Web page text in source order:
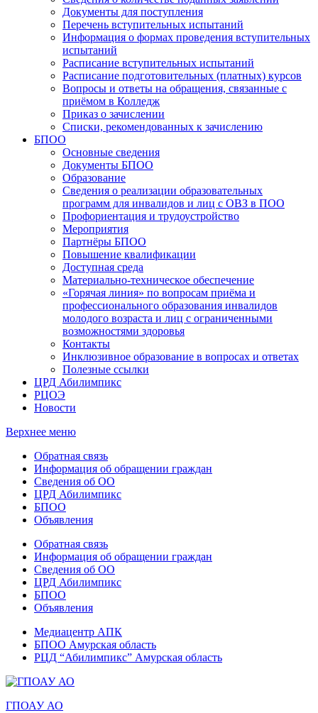
Документы для поступления
Перечень вступительных испытаний
Информация о формах проведения вступительных
испытаний
Расписание вступительных испытаний
Расписание подготовительных (платных) курсов
Вопросы и ответы на обращения, связанные с
приёмом в Колледж
Приказ о зачислении
Списки, рекомендованных к зачислению
БПОО
Основные сведения
Документы БПОО
Образование
Сведения о реализации образовательных
программ для инвалидов и лиц с ОВЗ в ПОО
Профориентация и трудоустройство
Мероприятия
Партнёры БПОО
Повышение квалификации
Доступная среда
Материально-техническое обеспечение
«Горячая линия» по вопросам приёма и
профессионального образования инвалидов
молодого возраста и лиц с ограниченными
возможностями здоровья
Контакты
Инклюзивное образование в вопросах и ответах
Полезные ссылки
ЦРД Абилимпикс
РЦОЭ
Новости
Верхнее меню
Обратная связь
Информация об обращении граждан
Сведения об ОО
ЦРД Абилимпикс
БПОО
Объявления
Обратная связь
Информация об обращении граждан
Сведения об ОО
ЦРД Абилимпикс
БПОО
Объявления
Медиацентр АПК
БПОО Амурская область
РЦД “Абилимпикс” Амурская область
ГПОАУ АО